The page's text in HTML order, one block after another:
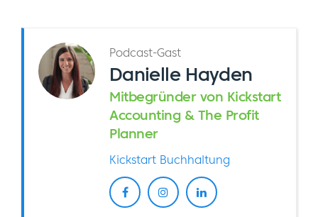
Podcast-Gast
Danielle Hayden
Mitbegründer von Kickstart
Accounting & The Profit
Planner
Kickstart Buchhaltung